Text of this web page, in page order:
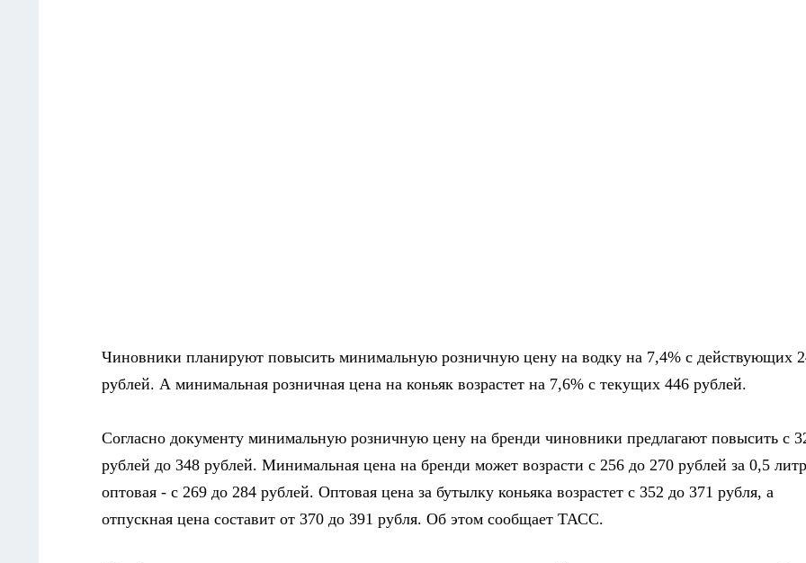
Чиновники планируют повысить минимальную розничную цену на водку на 7,4% с действующих
рублей. А минимальная розничная цена на коньяк возрастет на 7,6% с текущих 446 рублей.
Согласно документу минимальную розничную цену на бренди чиновники предлагают повысить с
рублей до 348 рублей. Минимальная цена на бренди может возрасти с 256 до 270 рублей за 0,5
оптовая - с 269 до 284 рублей. Оптовая цена за бутылку коньяка возрастет с 352 до 371 рубля, а
отпускная цена составит от 370 до 391 рубля. Об этом сообщает ТАСС.